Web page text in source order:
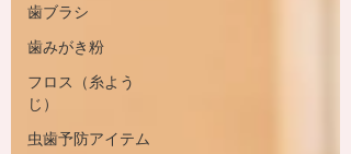
歯ブラシ
歯みがき粉
フロス（糸よう
じ）
虫歯予防アイテム